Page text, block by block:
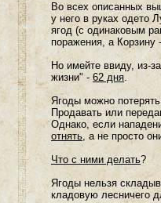
Во всех описанных
у него в руках одето
ягод (с одинаковым
поражения, а Корзину
Но имейте ввиду, из-
жизни" - 62 дня.
Ягоды можно
Продавать или
Однако, если
отнять, а не просто
Что с ними делать?
Ягоды нельзя
кладовую лесничего